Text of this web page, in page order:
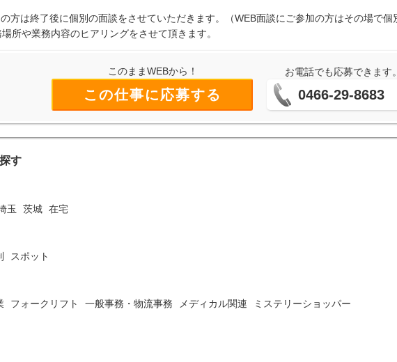
方は終了後に個別の面談をさせていただきます。（WEB面談にご参加の方はその場で
所や業務内容のヒアリングをさせて頂きます。
このままWEBから！
この仕事に応募する
お電話でも応募できます
0466-29-8683
す
玉 茨城 在宅
スポット
フォークリフト 一般事務・物流事務 メディカル関連 ミステリーショッパー